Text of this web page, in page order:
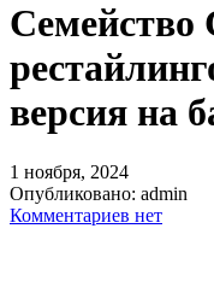
Семейство
версия на
1 ноября, 2024
Опубликовано: admin
Комментариев нет